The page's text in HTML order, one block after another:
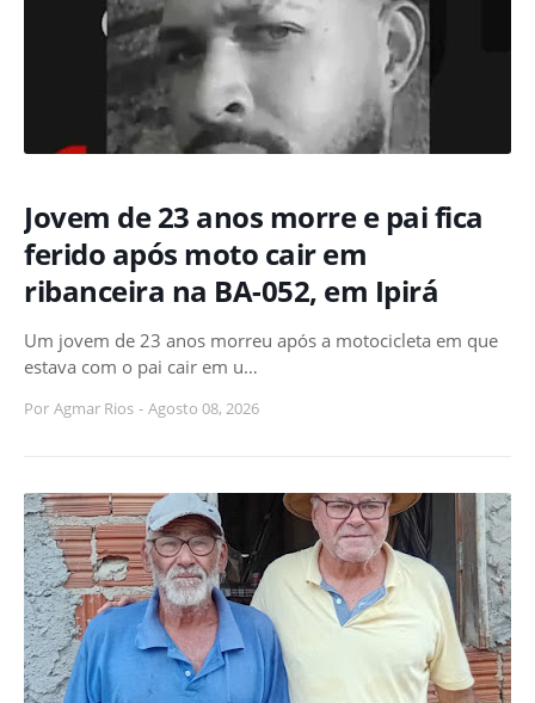
Jovem de 23 anos morre e pai fica
ferido após moto cair em
ribanceira na BA-052, em Ipirá
Um jovem de 23 anos morreu após a motocicleta em que
estava com o pai cair em u…
Por Agmar Rios - Agosto 08, 2026